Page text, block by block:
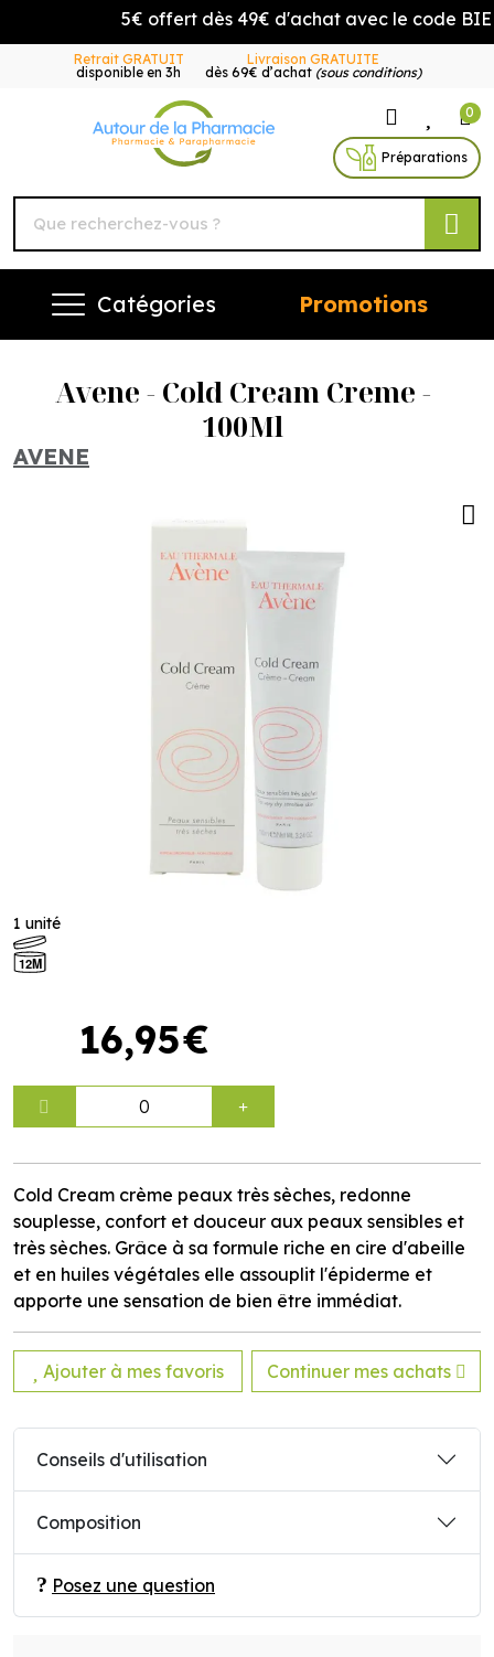
5€ offert dès 49€ d'achat avec le code
Retrait GRATUIT
disponible en 3h
Livraison GRATUITE
dès 69€ d’achat (sous conditions)
Autour de la Pharmacie
0
Préparations
Catégories Promotions
Avene - Cold Cream Creme -
100Ml
AVENE
1 unité
12M
16,95€
0
Cold Cream crème peaux très sèches, redonne
souplesse, confort et douceur aux peaux sensibles et
très sèches. Grâce à sa formule riche en cire d'abeille
et en huiles végétales elle assouplit l'épiderme et
apporte une sensation de bien être immédiat.
Ajouter à mes favoris Continuer mes achats
Conseils d'utilisation
Composition
Posez une question